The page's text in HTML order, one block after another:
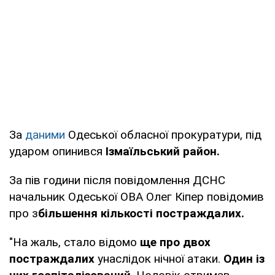
За даними Одеської обласної прокуратури, під
ударом опинився Ізмаїльський район.
За пів години після повідомлення ДСНС
начальник Одеської ОВА Олег Кіпер повідомив
про збільшення кількості постраждалих.
"На жаль, стало відомо ще про двох
постраждалих унаслідок нічної атаки. Один із